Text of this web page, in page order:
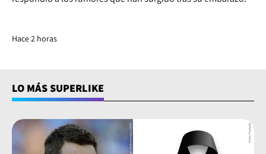
Hace 2 horas
LO MÁS SUPERLIKE